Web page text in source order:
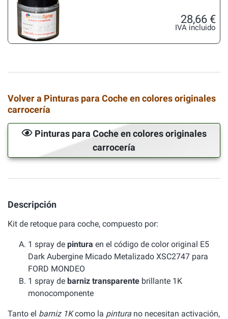
28,66 €
IVA incluido
Volver a Pinturas para Coche en colores originales
carrocería
Pinturas para Coche en colores originales
carrocería
Descripción
Kit de retoque para coche, compuesto por:
1 spray de pintura en el código de color original E5
Dark Aubergine Micado Metalizado XSC2747 para
FORD MONDEO
1 spray de barniz transparente brillante 1K
monocomponente
Tanto el barniz 1Kcomo la pintura no necesitan activación,